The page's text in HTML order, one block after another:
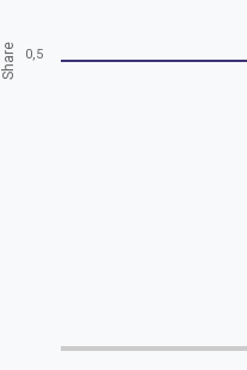
Share 0,5